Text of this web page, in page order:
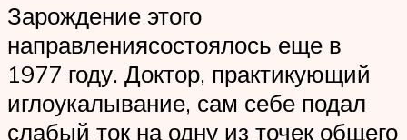
Зарождение этого
направлениясостоялось еще в
1977 году. Доктор, практикующий
иглоукалывание, сам себе подал
слабый ток на одну из точек общего